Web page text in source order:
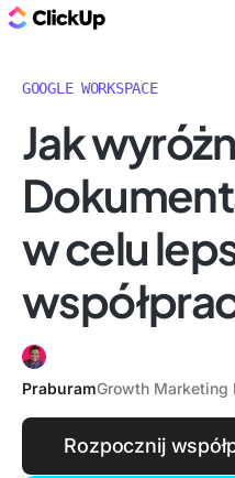
GOOGLE WORKSPACE
Jak
w celu
PraburamGrowth Marketing
Rozpocznij